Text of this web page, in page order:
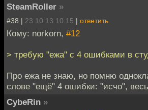
SteamRoller »
#38 | 23.10.13 10:15 | ответить
Кому: norkorn, #12
> требую "ежа" с 4 ошибками в
Про ежа не знаю, но помню
слове "ещё" 4 ошибки: "исчо",
CybeRin »